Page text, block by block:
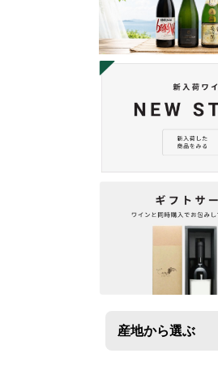
産地から選ぶ